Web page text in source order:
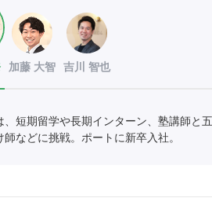
加藤 大智 吉川 智也
、短期留学や長期インターン、塾講師と
師などに挑戦。ポートに新卒入社。